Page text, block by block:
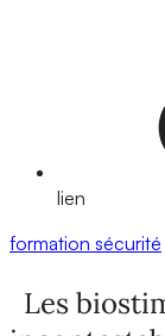
lien
formation sécurité
Les